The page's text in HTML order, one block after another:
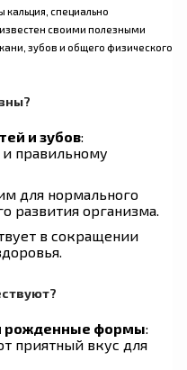
специально
своими полезными
зубов и общего физического
и зубов:
и правильному
для нормального
развития организма.
в сокращении
рожденные формы:
приятный вкус для